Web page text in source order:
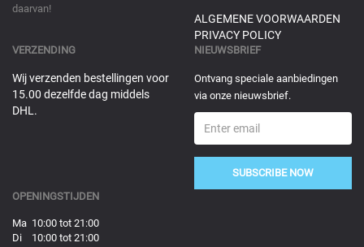
daarvan!
ALGEMENE VOORWAARDEN
PRIVACY POLICY
VERZENDING
Wij verzenden bestellingen voor
15.00 dezelfde dag middels
DHL.
NIEUWSBRIEF
Ontvang speciale aanbiedingen
via onze nieuwsbrief.
SUBSCRIBE NOW
OPENINGSTIJDEN
Ma 10:00 tot 21:00
Di 10:00 tot 21:00